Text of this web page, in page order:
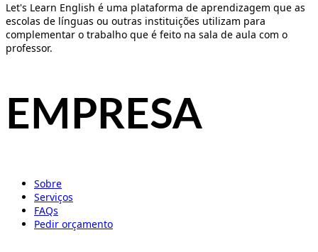
Let's Learn English é uma plataforma de aprendizagem que as
escolas de línguas ou outras instituições utilizam para
complementar o trabalho que é feito na sala de aula com o
professor.
EMPRESA
Sobre
Serviços
FAQs
Pedir orçamento